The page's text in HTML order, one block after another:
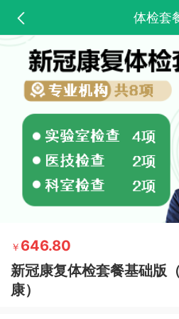
体检套
￥ 646.80
新冠康复体检套餐基础版
康）